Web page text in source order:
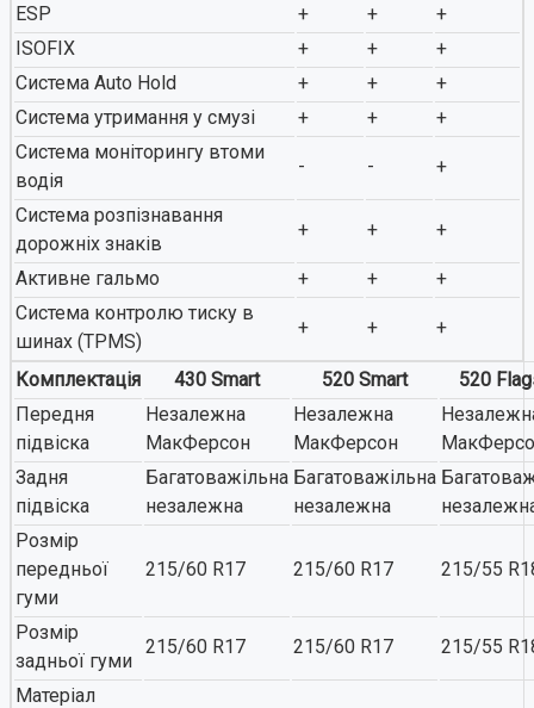
ESP
+ +
+
ISOFIX
+ +
+
Система Auto Hold
+ +
+
Система утримання у смузі
+ +
+
Система моніторингу втоми
водія
- - +
Система розпізнавання
дорожніх знаків
+ + +
Активне гальмо + +
+
Система контролю тиску в
шинах (TPMS)
+ + +
Комплектація 430 Smart 520 Smart
520
Передня
підвіска
Незалежна
МакФерсон
Незалежна
МакФерсон
Задня
підвіска
Багатоважільна
незалежна
Багатоважільна
незалежна
Розмір
передньої
гуми
215/60 R17 215/60 R17 215/55
Розмір
задньої гуми
215/60 R17 215/60 R17 215/55
Матеріал